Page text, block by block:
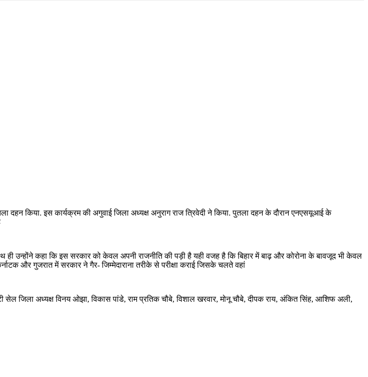
दहन किया. इस कार्यक्रम की अगुवाई जिला अध्यक्ष अनुराग राज त्रिवेदी ने किया. पुतला दहन के दौरान एनएसयूआई के
ही उन्होंने कहा कि इस सरकार को केवल अपनी राजनीति की पड़ी है यही वजह है कि बिहार में बाढ़ और कोरोना के बावजूद भी केवल
और गुजरात में सरकार ने गैर- जिम्मेदाराना तरीके से परीक्षा कराई जिसके चलते वहां
सेल जिला अध्यक्ष विनय ओझा, विकास पांडे, राम प्रतिक चौबे, विशाल खरवार, मोनू चौबे, दीपक राय, अंकित सिंह, आशिफ अली,